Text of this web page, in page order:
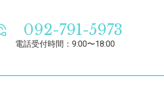
092-791-5973
電話受付時間：9:00〜18:00